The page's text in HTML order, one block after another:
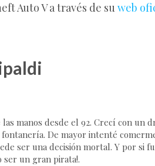
Auto V a través de suweb
manos desde el 92. Crecí con un
fontanería. De mayor intenté
ser una decisión mortal. Y por si
ser un gran pirata!.